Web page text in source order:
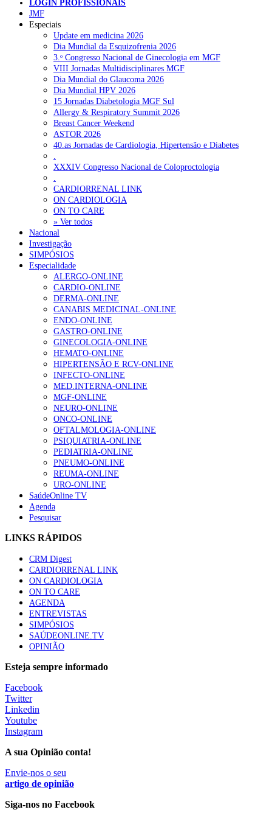
NOTÍCIAS RECENTES
Plataforma criada por estudantes apoia famílias após diagnóstico
de demência 5 de Agosto, 2026
ULS Alto Alentejo e IPO de Lisboa reforçam cooperação em
Oncologia, formação e investigação 5 de Agosto, 2026
Montenegro defende gestão pública ou privada para garantir
médicos de família
Governo admite cobrar taxas a utentes que recusem vaga em
cuidados continuados 5 de Agosto, 2026
Estudo aponta potencial da casca de maracujá-roxo no controlo
da inflamação da asma
NOTÍCIAS MAIS LIDAS
Enfermagem Forense. “Da urgência ao tribunal, cada
gesto conta e cada profissional faz a diferença”
202 visualizações
Alguns milhares de utentes podem ficar sem médico de
família com nova regras do registo, alerta associação
167 visualizações
Quase quatro em cada dez doentes com enfarte
apresentavam níveis elevados de Lp(a), revela estudo
84 visualizações
Trodelvy aprovado para primeira linha no cancro da
mama triplo negativo metastático em doentes não
elegíveis para inibidores PD-(L)1
58 visualizações
1.º Episódio do Podcast “Frequência Cardio – Sintoniza-
te na Insuficiência Cardíaca” da Bayer
58 visualizações
Canábis medicinal e saúde mental
53 visualizações
MAIS NOTÍCIAS
LOGIN PROFISSIONAIS
JMF
Especiais
Update em medicina 2026
Dia Mundial da Esquizofrenia 2026
3.ᵒ Congresso Nacional de Ginecologia em MGF
VIII Jornadas Multidisciplinares MGF
Dia Mundial do Glaucoma 2026
Dia Mundial HPV 2026
15 Jornadas Diabetologia MGF Sul
Allergy & Respiratory Summit 2026
Breast Cancer Weekend
ASTOR 2026
40.as Jornadas de Cardiologia, Hipertensão e Diabetes
.
XXXIV Congresso Nacional de Coloproctologia
.
CARDIORRENAL LINK
ON CARDIOLOGIA
ON TO CARE
» Ver todos
Nacional
Investigação
SIMPÓSIOS
Especialidade
ALERGO-ONLINE
CARDIO-ONLINE
DERMA-ONLINE
CANABIS MEDICINAL-ONLINE
ENDO-ONLINE
GASTRO-ONLINE
GINECOLOGIA-ONLINE
HEMATO-ONLINE
HIPERTENSÃO E RCV-ONLINE
INFECTO-ONLINE
MED.INTERNA-ONLINE
MGF-ONLINE
NEURO-ONLINE
ONCO-ONLINE
OFTALMOLOGIA-ONLINE
PSIQUIATRIA-ONLINE
PEDIATRIA-ONLINE
PNEUMO-ONLINE
REUMA-ONLINE
URO-ONLINE
SaúdeOnline TV
Agenda
Pesquisar
LINKS RÁPIDOS
CRM Digest
CARDIORRENAL LINK
ON CARDIOLOGIA
ON TO CARE
AGENDA
ENTREVISTAS
SIMPÓSIOS
SAÚDEONLINE.TV
OPINIÃO
Esteja sempre informado
Facebook
Twitter
Linkedin
Youtube
Instagram
A sua Opinião conta!
Envie-nos o seu
artigo de opinião
Siga-nos no Facebook